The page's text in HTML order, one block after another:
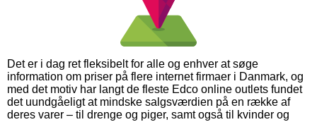
Det er i dag ret fleksibelt for alle og enhver at søge
information om priser på flere internet firmaer i Danmark, og
med det motiv har langt de fleste Edco online outlets fundet
det uundgåeligt at mindske salgsværdien på en række af
deres varer – til drenge og piger, samt også til kvinder og